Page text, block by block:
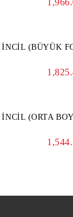
İNCİL (BÜYÜK
İNCİL (ORTA